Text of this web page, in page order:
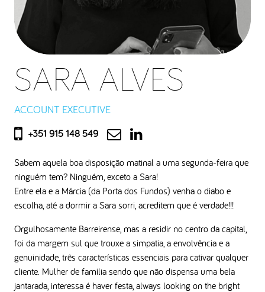
SARA ALVES
ACCOUNT EXECUTIVE
+351 915 148 549
Sabem aquela boa disposição matinal a uma segunda-feira que
ninguém tem? Ninguém, exceto a Sara!
Entre ela e a Márcia (da Porta dos Fundos) venha o diabo e
escolha, até a dormir a Sara sorri, acreditem que é verdade!!!
Orgulhosamente Barreirense, mas a residir no centro da capital,
foi da margem sul que trouxe a simpatia, a envolvência e a
genuinidade, três características essenciais para cativar qualquer
cliente. Mulher de família sendo que não dispensa uma bela
jantarada, interessa é haver festa, always looking on the bright